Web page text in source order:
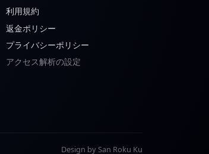
利用規約
返金ポリシー
プライバシーポリシー
アクセス解析の設定
Design by San Roku Ku